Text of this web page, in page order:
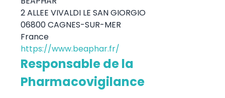
2 ALLEE VIVALDI LE SAN GIORGIO
06800 CAGNES-SUR-MER
France
https://www.beaphar.fr/
Responsable de la
Pharmacovigilance